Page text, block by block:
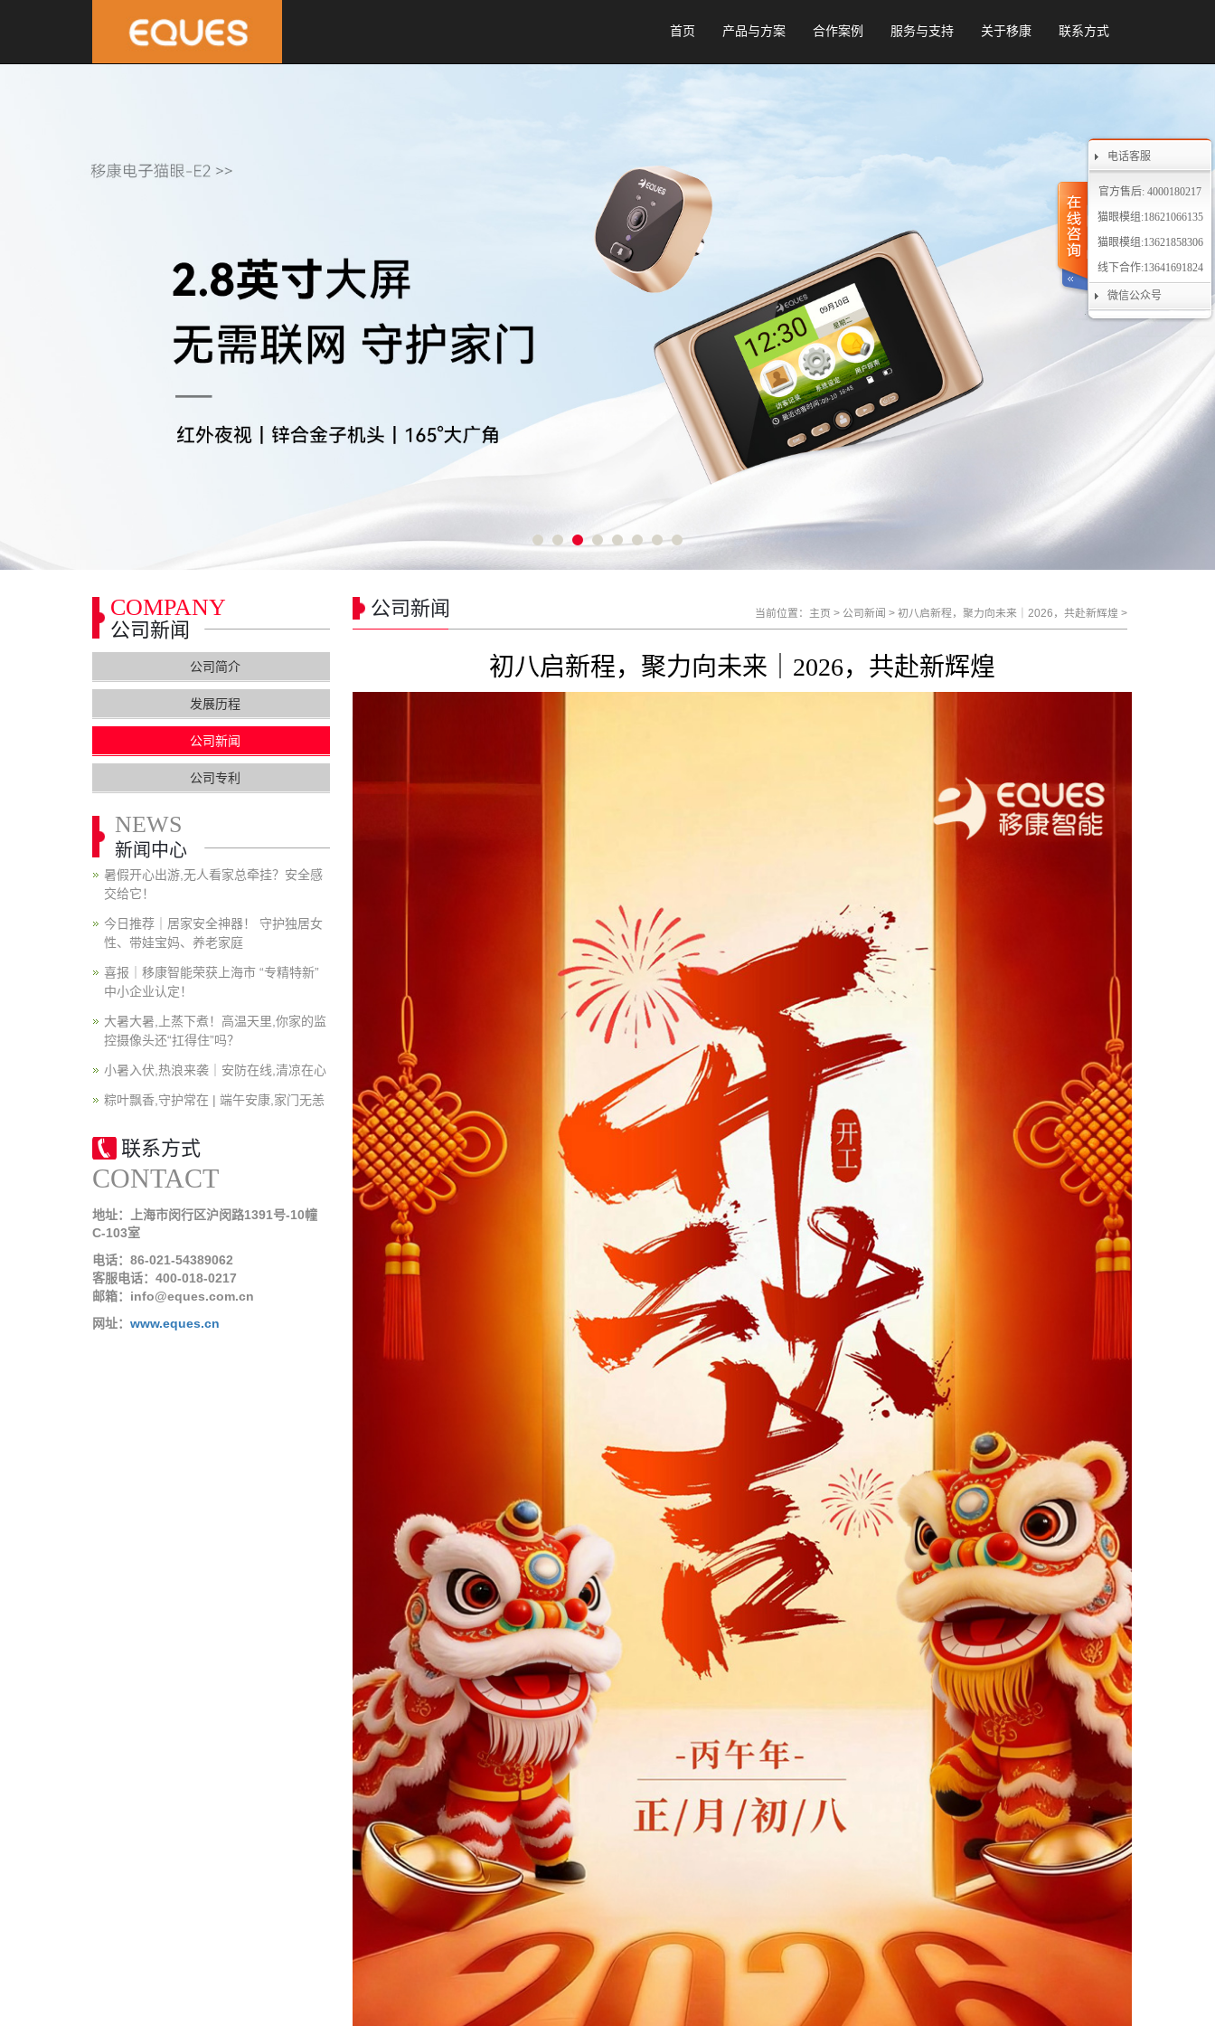
电话客服
官方售后: 4000180217
猫眼模组:18621066135
猫眼模组:13621858306
线下合作:13641691824
微信公众号
首页 产品与方案 合作案例 服务与支持 关于移康 联系方式
公司新闻 当前位置： 主页 > 公司新闻 > 初八启新程，聚力向未来｜2026，共赴新辉煌 >
初八启新程，聚力向未来｜2026，共赴新辉煌
COMPANY
公司新闻
公司简介
发展历程
公司新闻
公司专利
NEWS
新闻中心
暑假开心出游,无人看家总牵挂？安全感
交给它！
今日推荐｜居家安全神器！ 守护独居女
性、带娃宝妈、养老家庭
喜报｜移康智能荣获上海市 “专精特新”
中小企业认定！
大暑大暑,上蒸下煮！高温天里,你家的监
控摄像头还“扛得住”吗？
小暑入伏,热浪来袭｜安防在线,清凉在心
粽叶飘香,守护常在 | 端午安康,家门无恙
联系方式
CONTACT
地址：上海市闵行区沪闵路1391号-10幢
C-103室
电话：86-021-54389062
客服电话：400-018-0217
邮箱：info@eques.com.cn
网址： www.eques.cn